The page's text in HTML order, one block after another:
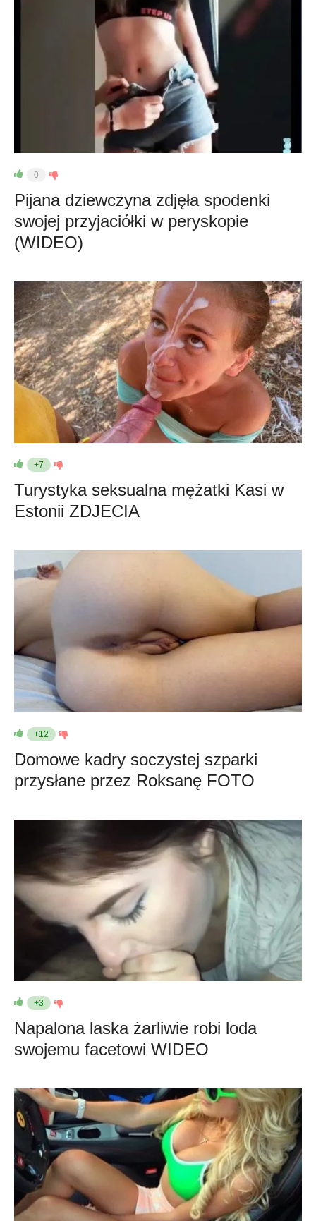
0
Pijana dziewczyna zdjęła spodenki
swojej przyjaciółki w peryskopie
(WIDEO)
+7
Turystyka seksualna mężatki Kasi w
Estonii ZDJECIA
+12
Domowe kadry soczystej szparki
przysłane przez Roksanę FOTO
+3
Napalona laska żarliwie robi loda
swojemu facetowi WIDEO